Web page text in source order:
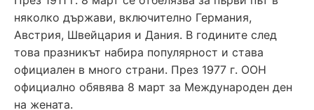
няколко държави, включително Германия,
Австрия, Швейцария и Дания. В годините след
това празникът набира популярност и става
официален в много страни. През 1977 г. ООН
официално обявява 8 март за Международен ден
на жената.